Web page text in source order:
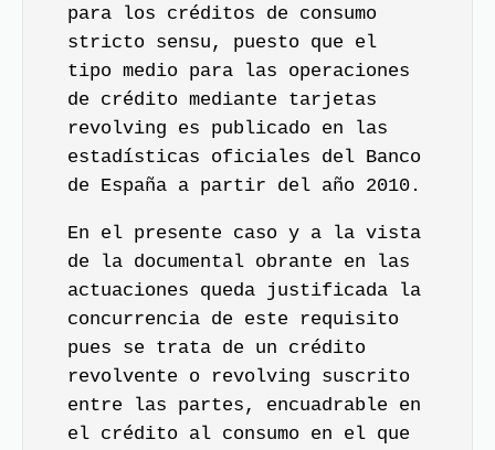
para los créditos de consumo
stricto sensu, puesto que el
tipo medio para las operaciones
de crédito mediante tarjetas
revolving es publicado en las
estadísticas oficiales del Banco
de España a partir del año 2010.
En el presente caso y a la vista
de la documental obrante en las
actuaciones queda justificada la
concurrencia de este requisito
pues se trata de un crédito
revolvente o revolving suscrito
entre las partes, encuadrable en
el crédito al consumo en el que